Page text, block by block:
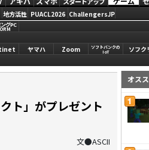
地方活性 PUACL2026 ChallengersJP
グPC
ヤマハ Zoom
ソフトバンクの
IoT
ソフク
ト」がプレゼント
文●ASCII
オス